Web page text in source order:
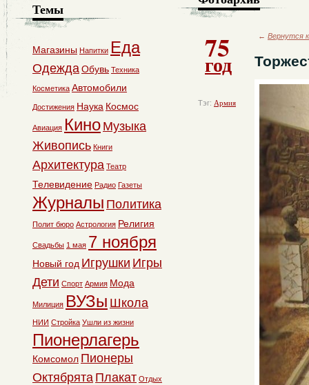
75
год
Тэг: Армия
← Вернутся
Темы
Магазины Напитки Еда
ОдеждаОбувь Техника
Косметика Автомобили
Достижения Наука Космос
Авиация Кино Музыка
Живопись Книги
Архитектура Театр
Телевидение Радио Газеты
Журналы Политика
Полит бюро Астрология Религия
Свадьбы 1 мая 7 ноября
Новый год Игрушки Игры
Дети Спорт Армия Мода
Милиция ВУЗы Школа
НИИ Стройка Ушли из жизни
Пионерлагерь
Комсомол Пионеры
Октябрята Плакат Отдых